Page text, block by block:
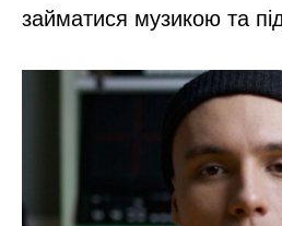
займатися музикою та